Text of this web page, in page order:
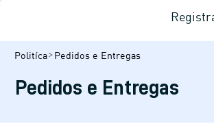
Politíca Pedidos e Entregas
Pedidos e Entregas